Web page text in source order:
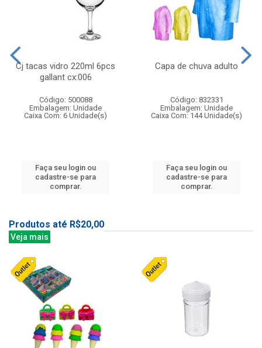
Cj tacas vidro 220ml 6pcs
gallant cx:006
Código: 500088
Embalagem: Unidade
Caixa Com: 6 Unidade(s)
Faça seu login ou
cadastre-se para
comprar.
Capa de chuva adulto
Código: 832331
Embalagem: Unidade
Caixa Com: 144 Unidade(s)
Faça seu login ou
cadastre-se para
comprar.
Produtos até R$20,00
Veja mais